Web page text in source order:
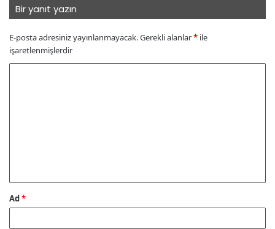
Bir yanıt yazın
E-posta adresiniz yayınlanmayacak.Gerekli alanlar* ile
işaretlenmişlerdir
Ad*